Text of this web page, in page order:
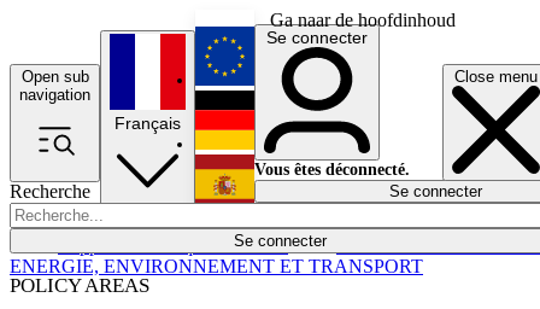
Ga naar de hoofdinhoud
Open sub
navigation
Close menu
Recherche
Se connecter
POLICY AREAS
Économie
Français
English
Deutsch
Español
Se connecter
Vous êtes déconnecté.
Se connecter
ENERGIE, ENVIRONNEMENT ET TRANSPORT